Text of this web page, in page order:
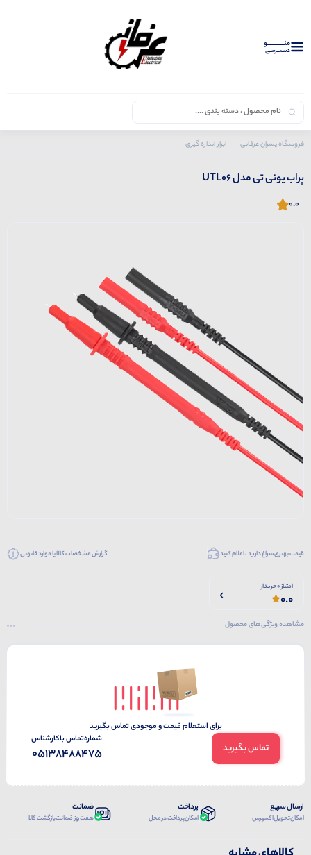
منــــــــــــو
دستــرسی
فروشگاه پسران عرفانی ابزار اندازه گیری
پراب یونی تی مدل UTL06
0.0
قیمت بهتری سراغ دارید ، اعلام کنید گزارش مشخصات کالا یا موارد قانونی
امتیاز 0 خریدار
0.0
مشاهده ویژگی‌های محصول
برای استعلام قیمت و موجودی تماس بگیرید
تماس بگیرید
شماره‌تماس‌ با‌کارشناس
05138488475
ارسال سریع
امکان تحویل اکسپرس
پرداخت
امکان پرداخت در محل
ضمانت
هفت روز ضمانت بازگشت کالا